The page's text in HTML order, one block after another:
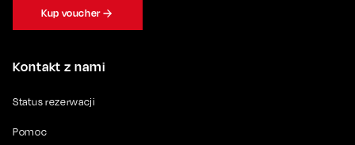
Kontakt z nami
Status rezerwacji
Pomoc
Kup voucher